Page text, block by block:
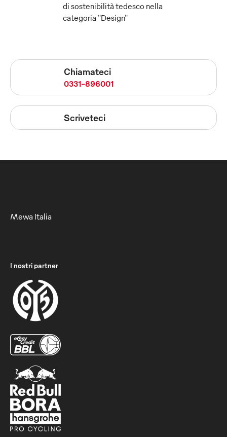
di sostenibilità tedesco nella
categoria "Design"
Chiamateci
0331-896001
Scriveteci
Mewa Italia
I nostri partner